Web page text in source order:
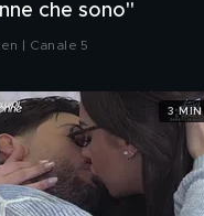
che sono"
| Canale 5
3 MIN